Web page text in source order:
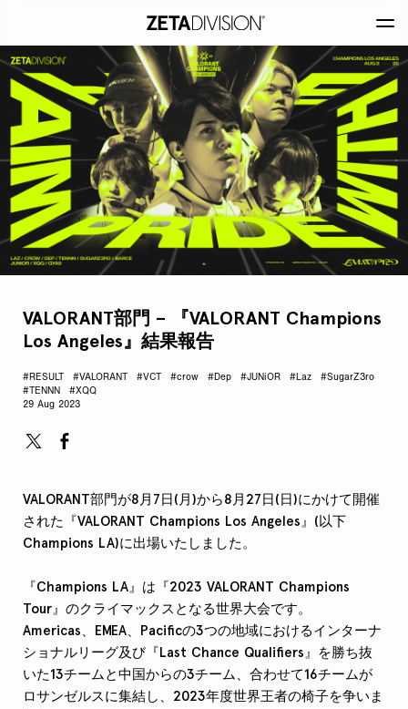
VALORANT部門 – 『VALORANT Champions
Los Angeles』結果報告
#RESULT #VALORANT #VCT #crow #Dep #JUNiOR #Laz
#SugarZ3ro
#TENNN
#XQQ
29 Aug 2023
VALORANT部門が8月7日(月)から8月27日(日)にかけて開催
された『VALORANT Champions Los Angeles』(以下
Champions LA)に出場いたしました。
『Champions LA』は『2023 VALORANT Champions
Tour』のクライマックスとなる世界大会です。
Americas、EMEA、Pacificの3つの地域におけるインターナ
ショナルリーグ及び『Last Chance Qualifiers』を勝ち抜
いた13チームと中国からの3チーム、合わせて16チームが
ロサンゼルスに集結し、2023年度世界王者の椅子を争いま